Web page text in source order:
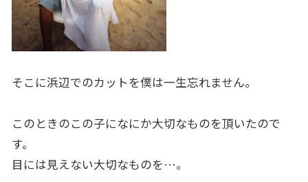
そこに浜辺でのカットを僕は一生忘れません。
このときのこの子になにか大切なものを頂いたので
す。
目には見えない大切なものを…。